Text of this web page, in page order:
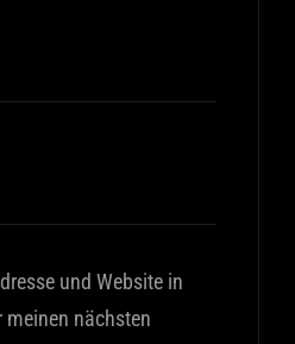
und Website in
nächsten